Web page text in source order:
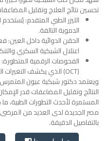
تحسين نتائج العلاج وتقليل
الليزر الطبي المتقدم:
الدموية التالفة.
الحقن الدوائية داخل
اعتلال الشبكية السكري
الفحوصات الرقمية
(OCT) الذي يكشف التغيرات الدقيقة قبل ظهور الأعراض.
ويعتمد دكتور شبكية عيون
النتائج وتقليل المضاعفات قدر
المستمرة لأحدث التطورات
مصر الجديدة لدى العديد من
بالتفاصيل الدقيقة.